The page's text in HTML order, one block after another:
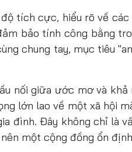
tích cực, hiểu rõ về
bảo tính công bằng
chung tay, mục tiêu
nối giữa ước mơ và
lớn lao về một xã hội
đình. Đây không chỉ là
một cộng đồng ổn